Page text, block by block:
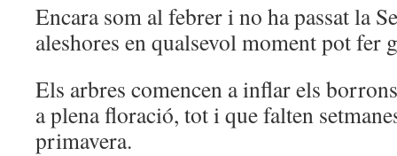
Encara som al febrer i no ha passat la
aleshores en qualsevol moment pot fer
Els arbres comencen a inflar els
a plena floració, tot i que falten
primavera.